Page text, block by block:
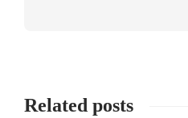
Related posts